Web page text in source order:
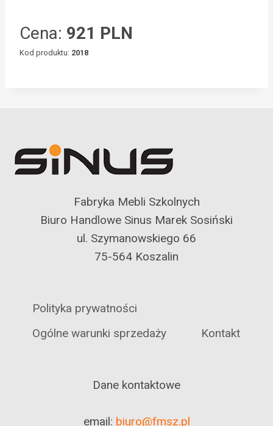
Cena: 921 PLN
Kod produktu: 2018
Fabryka Mebli Szkolnych
Biuro Handlowe Sinus Marek Sosiński
ul. Szymanowskiego 66
75-564 Koszalin
Polityka prywatności
Ogólne warunki sprzedaży
Kontakt
Dane kontaktowe
email: biuro@fmsz.pl